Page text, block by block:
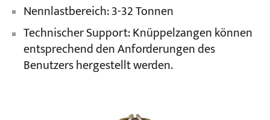
Projekte
Nachrichten
Bewerbungen
Nennlastbereich: 3-32 Tonnen
Technischer Support: Knüppelzangen können
entsprechend den Anforderungen des
Benutzers hergestellt werden.